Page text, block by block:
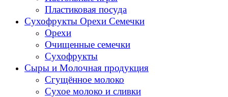
Пластиковая посуда
Сухофрукты Орехи Семечки
Орехи
Очищенные семечки
Сухофрукты
Сыры и Молочная продукция
Сгущённое молоко
Сухое молоко и сливки